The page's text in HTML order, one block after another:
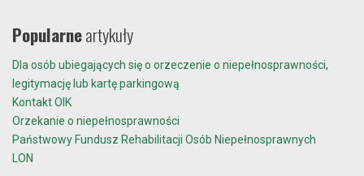
Popularneartykuły
Dla osób ubiegających się o orzeczenie o niepełnosprawności,
legitymację lub kartę parkingową
Kontakt OIK
Orzekanie o niepełnosprawności
Państwowy Fundusz Rehabilitacji Osób Niepełnosprawnych
LON